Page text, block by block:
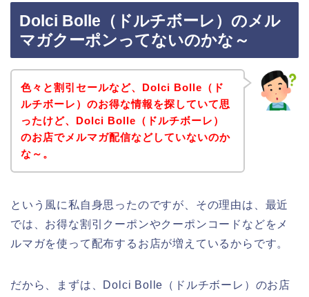
Dolci Bolle（ドルチボーレ）のメル
マガクーポンってないのかな～
色々と割引セールなど、Dolci Bolle（ド
ルチボーレ）のお得な情報を探していて思
ったけど、Dolci Bolle（ドルチボーレ）
のお店でメルマガ配信などしていないのか
な～。
という風に私自身思ったのですが、その理由は、最近
では、お得な割引クーポンやクーポンコードなどをメ
ルマガを使って配布するお店が増えているからです。
だから、まずは、Dolci Bolle（ドルチボーレ）のお店